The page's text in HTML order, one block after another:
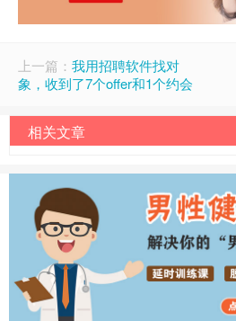
上一篇： 我用招聘软件找对
象，收到了7个offer和1个约会
相关文章